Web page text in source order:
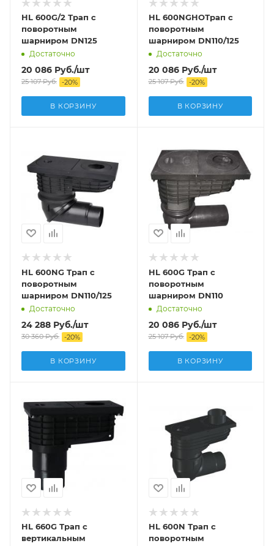
HL 600G/2 Трап с
поворотным
шарниром DN125
Достаточно
20 086 Руб./шт
25 107Руб. -20%
В КОРЗИНУ
HL 600NGHOТрап с
поворотным
шарниром DN110/125
Достаточно
20 086Руб./шт
25 107Руб. -20%
В КОРЗИНУ
HL 600NG Трап с
поворотным
шарниром DN110/125
Достаточно
24 288 Руб./шт
30 360Руб. -20%
В КОРЗИНУ
HL 600G Трап с
поворотным
шарниром DN110
Достаточно
20 086Руб./шт
25 107Руб. -20%
В КОРЗИНУ
HL 660G Трап с
вертикальным
HL 600N Трап с
поворотным